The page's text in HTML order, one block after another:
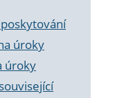
úroky
úroky